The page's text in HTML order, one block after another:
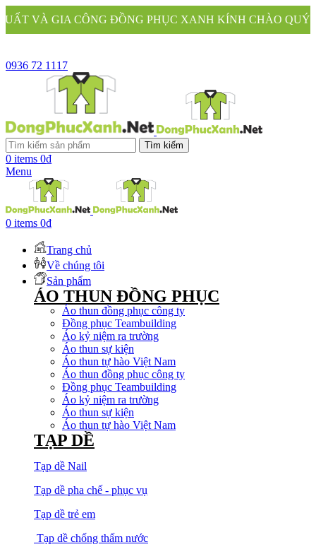
PHỤC XANH KÍNH CHÀO QUÝ KHÁCH
0936 72 1117
Tìm kiếm
0 items 0₫
Menu
0 items 0₫
Trang chủ
Về chúng tôi
Sản phẩm
ÁO THUN ĐỒNG PHỤC
Áo thun đồng phục công ty
Đồng phục Teambuilding
Áo kỷ niệm ra trường
Áo thun sự kiện
Áo thun tự hào Việt Nam
Áo thun đồng phục công ty
Đồng phục Teambuilding
Áo kỷ niệm ra trường
Áo thun sự kiện
Áo thun tự hào Việt Nam
TẠP DỀ
Tạp dề Nail
Tạp dề pha chế - phục vụ
Tạp dề trẻ em
Tạp dề chống thấm nước